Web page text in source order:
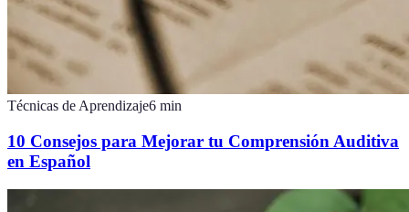
Técnicas de Aprendizaje6 min
10 Consejos para Mejorar tu Comprensión Auditiva
en Español